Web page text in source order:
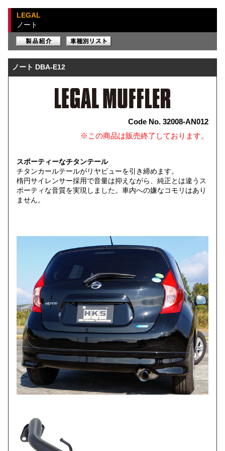
LEGAL
ノート
ノート DBA-E12
Code No. 32008-AN012
※この商品は販売終了しております。
スポーティーなチタンテール
チタンカールテールがリヤビューを引き締めます。
楕円サイレンサー採用で音量は抑えながら、純正とは違うス
ポーティな音質を実現しました。車内への嫌なコモリはあり
ません。